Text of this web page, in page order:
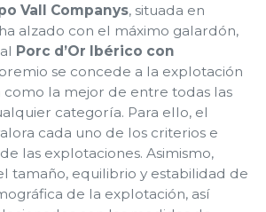
Vall Companys, situada en
alzado con el máximo galardón,
Porc d’Or Ibérico con
se concede a la explotación
como la mejor de entre todas las
categoría. Para ello, el
cada uno de los criterios e
las explotaciones. Asimismo,
tamaño, equilibrio y estabilidad de
de la explotación, así